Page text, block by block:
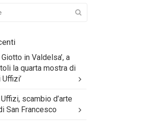
in Valdelsa’, a
la quarta mostra di
Uffizi’
scambio d’arte
San Francesco